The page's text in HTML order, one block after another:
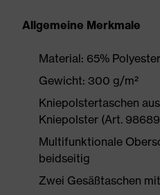
Allgemeine Merkmale
Material: 65%
Gewicht: 300 g/m²
Kniepolstertaschen
Kniepolster (Art.
Multifunktionale
beidseitig
Zwei Gesäßtaschen